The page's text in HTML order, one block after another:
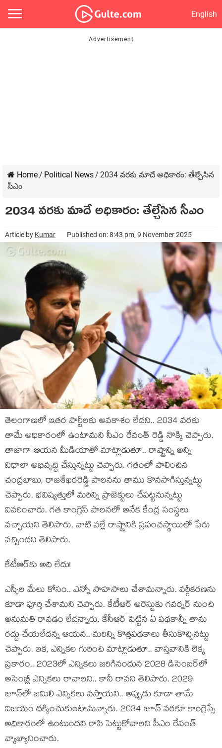
English
Home/ Political News/ 2034 వ‌రకు మాదే అధికారం: తేల్చేసిన
సీఎం
2034 వ‌రకు మాదే అధికారం: తేల్చేసిన సీఎం
Article by Kumar Published on: 8:43 pm, 9 November 2025
తెలంగాణ‌లో ఇత‌ర పార్టీల‌కు అవ‌కాశం లేద‌ని.. 2034 వ‌ర‌కు
తామే అధికారంలో ఉంటామ‌ని సీఎం రేవంత్ రెడ్డి నొక్కి చెప్పారు.
తాజాగా ఆయ‌న మీడియాతో మాట్లాడుతూ.. రాష్ట్రాన్ని అన్ని
విధాలా అభివృద్ధి చేస్తున్న‌ట్టు చెప్పారు. గ‌తంలో పాలించిన
చంద్ర‌బాబు, రాజ‌శేఖ‌ర‌రెడ్డి పాల‌న‌ను తాము కొన‌సాగిస్తున్న‌ట్టు
చెప్పారు. భ‌విష్య‌త్తులో మ‌రిన్ని ప్రాజెక్టులు చేప‌ట్టనున్న‌ట్టు
వివ‌రించారు. గ‌త కాంగ్రెస్ పాల‌న‌లో అనేక కేంద్ర సంస్థ‌లు
వ‌చ్చాయ‌ని తెలిపారు. వాటి వ‌ల్లే రాష్ట్రానికి ప్ర‌పంచ‌స్థాయిలో పేరు
వ‌చ్చింద‌ని తెలిపారు.
కేటీఆర్‌కు అది లేదు!
ఎస్సీల మేలు కోసం.. ఎన్నో సాహ‌సాలు చేశామ‌న్నారు. వ‌ర్గీక‌ర‌ణ‌ను
కూడా పూర్తి చేశామ‌ని చెప్పారు. కేటీఆర్ అరెస్టుకు గ‌వ‌ర్న‌ర్ నుంచి
అనుమ‌తి రావ‌డం లేద‌న్నారు. కేసీఆర్‌ పెట్టిన ఏ పథకాన్నీ తాను
ర‌ద్దు చేయ‌లేద‌న్న ఆయ‌న‌.. మ‌రిన్ని కొత్తపథకాలు తీసుకొచ్చిన‌ట్టు
చెప్పారు. ఇక‌, ఎన్నిక‌ల గురించి మాట్లాడుతూ.. వాస్త‌వానికి లెక్క
ప్ర‌కారం.. 2023లో ఎన్నిక‌లు జ‌రిగినందున 2028 డిసెంబర్‌లో
అసెంబ్లీ ఎన్నికలు రావాల‌ని.. కానీ రావ‌ని తెలిపారు. 2029
జూన్‌లో జమిలి ఎన్నికలు వస్తాయని.. అప్పుడు కూడా తామే
విజ‌యం ద‌క్కించుకుంటామ‌న్నారు. 2034 జూన్‌ వరకూ కాంగ్రెస్సే
అధికారంలో ఉంటుంద‌ని రాసి పెట్టుకోవాల‌ని సీఎం రేవంత్
వ్యాఖ్యానించారు.